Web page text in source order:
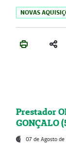
NOVAS
Prestador
GONÇALO
07 de Agosto